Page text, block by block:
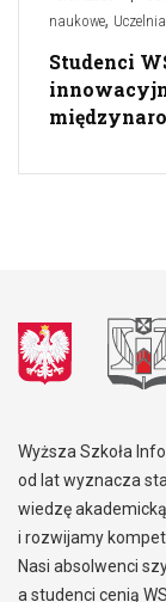
naukowe, Uczelnia
Studenci
Wyższa Szkoła
od lat wyznacza
wiedzę
i rozwijamy
Nasi absolwenci
a studenci cenią